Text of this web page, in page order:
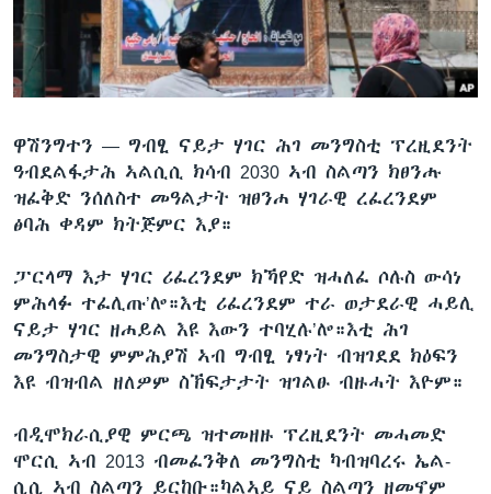
ቂሔ ጽልሚ
ቋንቋታት
ዋሽንግተን — ግብፂ ናይታ ሃገር ሕገ መንግስቲ ፕረዚደንት
ዓብደልፋታሕ ኣልሲሲ ክሳብ 2030 ኣብ ስልጣን ክፀንሑ
ዝፈቅድ ንሰለስተ መዓልታት ዝፀንሐ ሃገራዊ ረፈረንደም
ፅባሕ ቀዳም ክትጅምር እያ።
ፓርላማ እታ ሃገር ሪፈረንደም ክኻየድ ዝሓለፈ ሶሉስ ውሳነ
ምሕላፉ ተፈሊጡ’ሎ።እቲ ሪፈረንደም ተራ ወታደራዊ ሓይሊ
ናይታ ሃገር ዘሐይል እዩ እውን ተባሂሉ’ሎ።እቲ ሕገ
መንግስታዊ ምምሕያሽ ኣብ ግብፂ ነፃነት ብዝገደደ ክዕፍን
እዩ ብዝብል ዘለዎም ስኽፍታታት ዝገልፁ ብዙሓት እዮም።
ብዲሞክራሲያዊ ምርጫ ዝተመዘዙ ፕረዚደንት መሓመድ
ሞርሲ ኣብ 2013 ብመፈንቅለ መንግስቲ ካብዝባረሩ ኤል-
ሲሲ ኣብ ስልጣን ይርከቡ።ካልኣይ ናይ ስልጣን ዘመኖም